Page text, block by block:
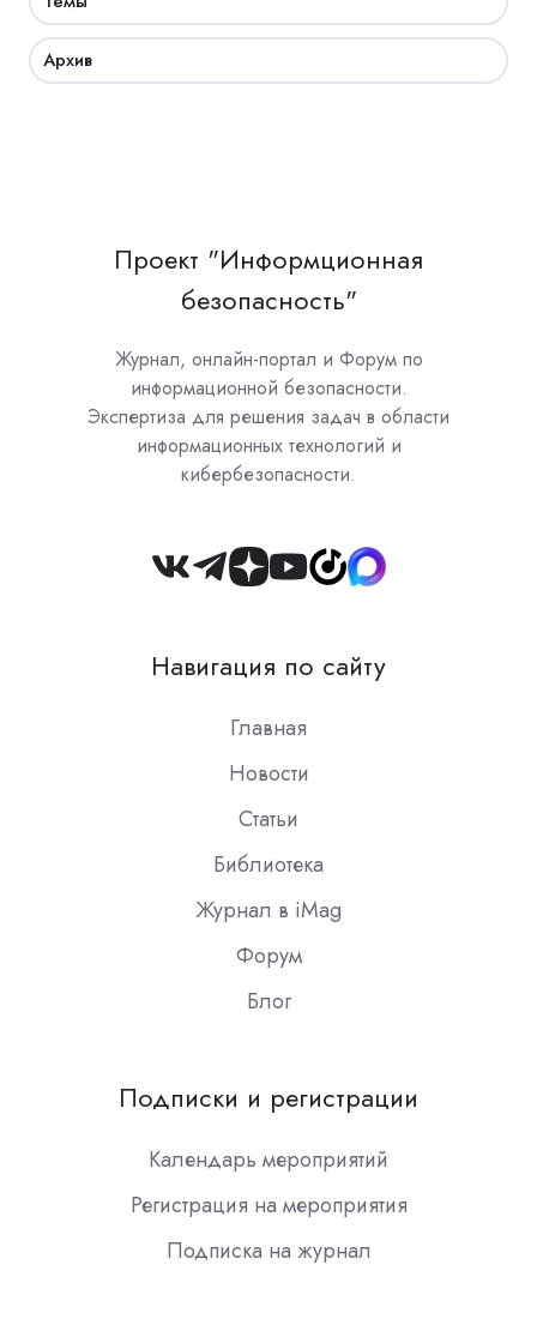
Архив
Проект "Информционная
безопасность"
Журнал, онлайн-портал и Форум по
информационной безопасности.
Экспертиза для решения задач в области
информационных технологий и
кибербезопасности.
Join
Slack
Навигация по сайту
Главная
Новости
Статьи
Библиотека
Журнал в iMag
Форум
Блог
Подписки и регистрации
Календарь мероприятий
Регистрация на мероприятия
Подписка на журнал